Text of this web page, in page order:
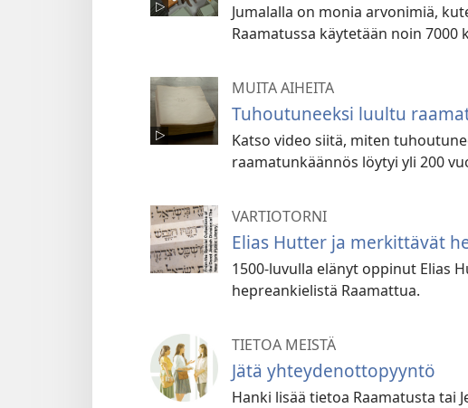
Jumalalla on monia arvonimiä,
Raamatussa käytetään noin 7000
MUITA AIHEITA
Tuhoutuneeksi luultu
Katso video siitä, miten
raamatunkäännös löytyi yli 200
VARTIOTORNI
Elias Hutter ja merkittävät
1500-luvulla elänyt oppinut Elias
hepreankielistä Raamattua.
TIETOA MEISTÄ
Jätä yhteydenottopyyntö
Hanki lisää tietoa Raamatusta tai